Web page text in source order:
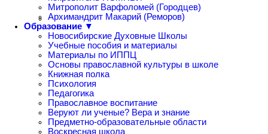
Митрополит Варфоломей (Городцев)
Архимандрит Макарий (Реморов)
Образование ▼
Новосибирские Духовные Школы
Учебные пособия и материалы
Материалы по ИППЦ
Основы православной культуры в школе
Книжная полка
Психология
Педагогика
Православное воспитание
Веруют ли ученые? Вера и знание
Предметно-образовательные области
Воскресная школа